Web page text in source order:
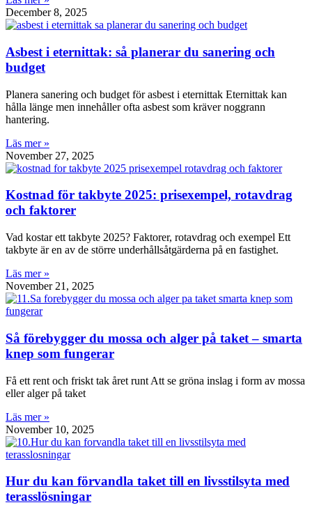
December 8, 2025
Asbest i eternittak: så planerar du sanering och
budget
Planera sanering och budget för asbest i eternittak Eternittak kan
hålla länge men innehåller ofta asbest som kräver noggrann
hantering.
Läs mer »
November 27, 2025
Kostnad för takbyte 2025: prisexempel, rotavdrag
och faktorer
Vad kostar ett takbyte 2025? Faktorer, rotavdrag och exempel Ett
takbyte är en av de större underhållsåtgärderna på en fastighet.
Läs mer »
November 21, 2025
Så förebygger du mossa och alger på taket – smarta
knep som fungerar
Få ett rent och friskt tak året runt Att se gröna inslag i form av mossa
eller alger på taket
Läs mer »
November 10, 2025
Hur du kan förvandla taket till en livsstilsyta med
terasslösningar